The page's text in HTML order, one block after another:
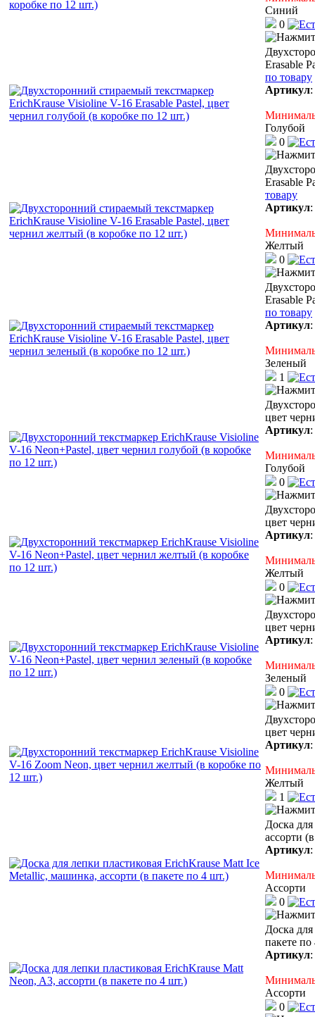
Синий
0
Erasable
по товару
Артикул:
Голубой
0
Erasable
товару
Артикул:
Желтый
0
Erasable
по товару
Артикул:
Зеленый
1
цвет
Артикул:
Голубой
0
цвет
Артикул:
Желтый
0
цвет
Артикул:
Зеленый
0
цвет
Артикул:
Желтый
1
Доска
ассорти
Артикул:
Ассорти
0
Доска
пакете
Артикул:
Ассорти
0